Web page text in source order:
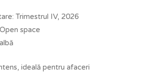
Trimestrul IV, 2026
space
ideală pentru afaceri